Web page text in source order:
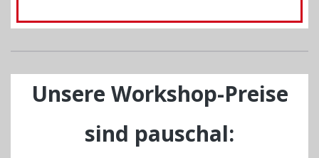
Unsere Workshop-Preise
sind pauschal: